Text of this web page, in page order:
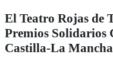
El Teatro Rojas de
Premios Solidarios
Castilla-La Mancha